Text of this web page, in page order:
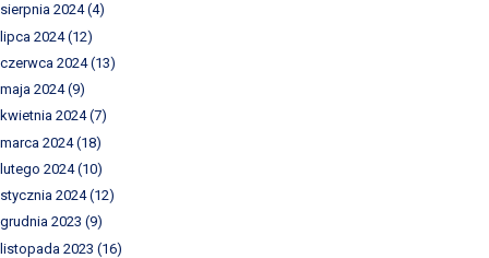
sierpnia 2024(4)
lipca 2024(12)
czerwca 2024(13)
maja 2024(9)
kwietnia 2024(7)
marca 2024(18)
lutego 2024(10)
stycznia 2024(12)
grudnia 2023 (9)
listopada 2023 (16)